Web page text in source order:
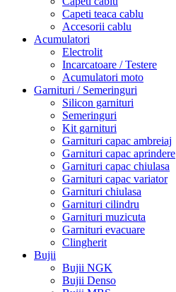
Capeti teaca cablu
Accesorii cablu
Acumulatori
Electrolit
Incarcatoare / Testere
Acumulatori moto
Garnituri / Semeringuri
Silicon garnituri
Semeringuri
Kit garnituri
Garnituri capac ambreiaj
Garnituri capac aprindere
Garnituri capac chiulasa
Garnituri capac variator
Garnituri chiulasa
Garnituri cilindru
Garnituri muzicuta
Garnituri evacuare
Clingherit
Bujii
Bujii NGK
Bujii Denso